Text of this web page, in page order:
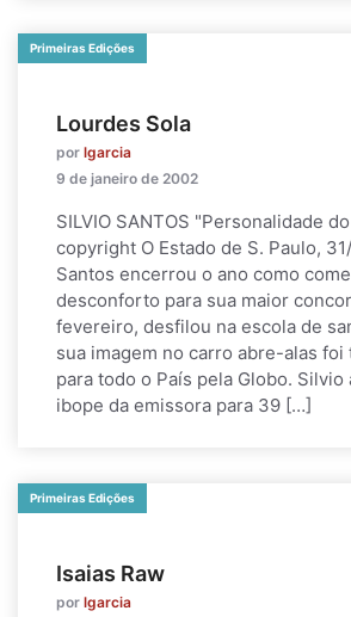
Primeiras Edições
Lourdes Sola
por lgarcia
9 de janeiro de 2002
SILVIO SANTOS "Personalidade
copyright O Estado de S. Paulo,
Santos encerrou o ano como
desconforto para sua maior
fevereiro, desfilou na escola de
sua imagem no carro abre-alas foi
para todo o País pela Globo. Silvio
ibope da emissora para 39 […]
Primeiras Edições
Isaias Raw
por lgarcia